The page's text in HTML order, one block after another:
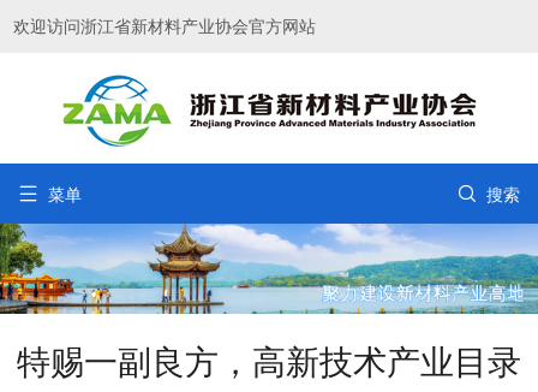
欢迎访问浙江省新材料产业协会官方网站
 菜单  搜索
特赐一副良方，高新技术产业目录